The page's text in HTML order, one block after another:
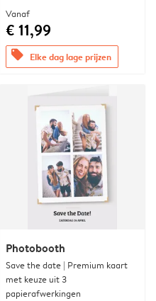
Vanaf
€ 11,99
offers Elke dag lage prijzen
Photobooth
Save the date | Premium kaart
met keuze uit 3
papierafwerkingen